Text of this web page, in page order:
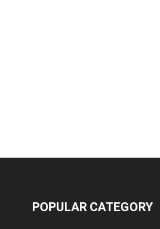
POPULAR CATEGORY